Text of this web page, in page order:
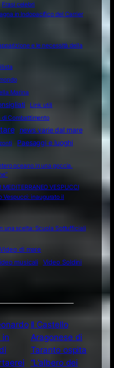
Frasi celebri
in Indopacifico del Carrier
e le necessità della
Marina
Link utili
di Combattimento
news varie dal mare
Paesaggi e luoghi
oceano in una goccia.
MEDITERRANEO VESPUCCI
Vespucci: inaugurato il
una scelta: Scuola Sottufficiali
Video di mare
musicali
Video Soldini
in
Il Castello
Aragonese di
Taranto ospita
“L’albero dei